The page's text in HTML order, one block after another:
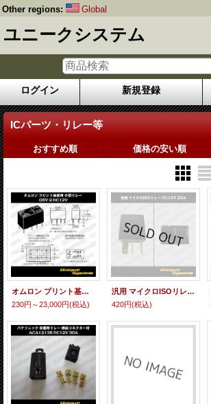
Other regions: Global
ユニークシステム
ログイン 新規登録
ICパーツ・リレー等
おすすめ順 価格の安い順
オムロン プリント基板用 小型リレー G5V-2 DC12V
230円～23,000円(税込)
汎用 マイクロISOリレー DC12V 25A
420円(税込)